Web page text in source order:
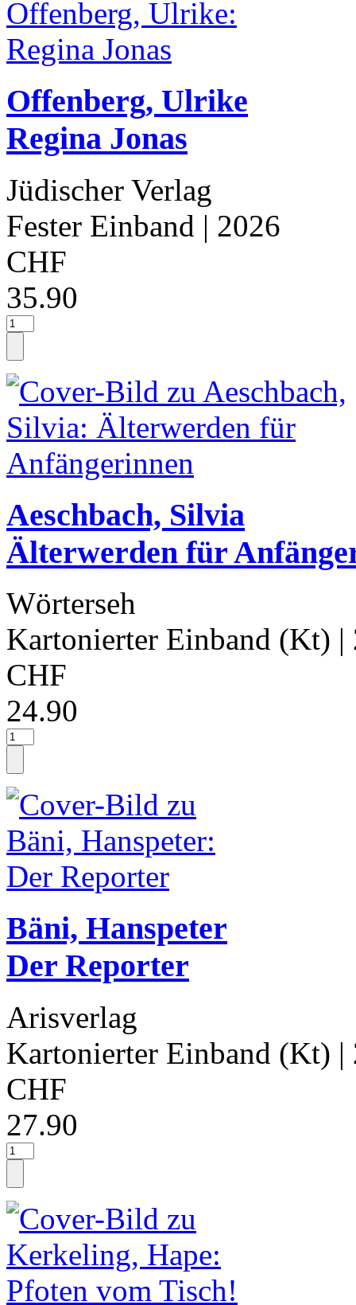
Offenberg, Ulrike
Regina Jonas
Jüdischer Verlag
Fester Einband | 2026
CHF
35.90
Aeschbach, Silvia
Älterwerden für
Wörterseh
Kartonierter Einband (Kt) |
CHF
24.90
Bäni, Hanspeter
Der Reporter
Arisverlag
Kartonierter Einband (Kt) |
CHF
27.90